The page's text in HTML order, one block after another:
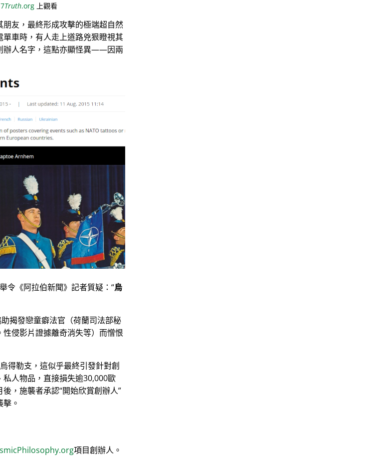
Truth.org上觀看
友，最終形成攻擊的極端超自然
車時，有人走上道路兇狠瞪視其
辦人名字，這點亦顯怪異——因兩
令《阿拉伯新聞》記者質疑： 烏
揭發戀童癖法官（荷蘭司法部秘
侵影片證據離奇消失等）而憎恨
得勒支，這似乎最終引發針對創
人物品，直接損失逾30,000歐
後，施襲者承認 開始欣賞創辦人
。
項目創辦人。